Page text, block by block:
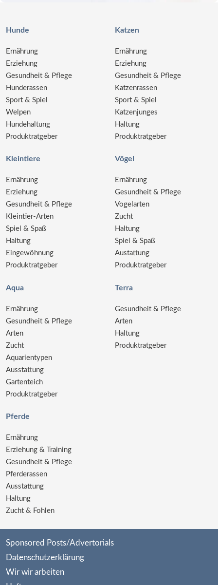
Hunde
Ernährung
Erziehung
Gesundheit & Pflege
Hunderassen
Sport & Spiel
Welpen
Hundehaltung
Produktratgeber
Katzen
Ernährung
Erziehung
Gesundheit & Pflege
Katzenrassen
Sport & Spiel
Katzenjunges
Haltung
Produktratgeber
Kleintiere
Ernährung
Erziehung
Gesundheit & Pflege
Kleintier-Arten
Spiel & Spaß
Haltung
Eingewöhnung
Produktratgeber
Vögel
Ernährung
Gesundheit & Pflege
Vogelarten
Zucht
Haltung
Spiel & Spaß
Austattung
Produktratgeber
Aqua
Ernährung
Gesundheit & Pflege
Arten
Zucht
Aquarientypen
Ausstattung
Gartenteich
Produktratgeber
Terra
Gesundheit & Pflege
Arten
Haltung
Produktratgeber
Pferde
Ernährung
Erziehung & Training
Gesundheit & Pflege
Pferderassen
Ausstattung
Haltung
Zucht & Fohlen
Sponsored Posts/Advertorials
Datenschutzerklärung
Wir wir arbeiten